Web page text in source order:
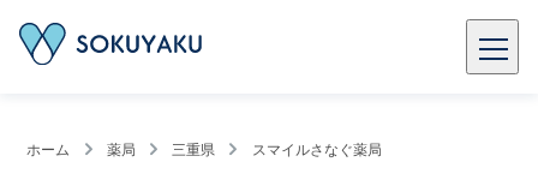
ホーム 薬局 三重県 スマイルさなぐ薬局